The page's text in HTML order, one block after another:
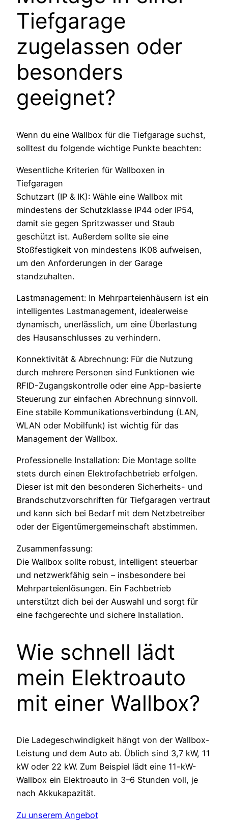
Tiefgarage
zugelassen oder
besonders
geeignet?
Wenn du eine Wallbox für die Tiefgarage suchst,
solltest du folgende wichtige Punkte beachten:
Wesentliche Kriterien für Wallboxen in
Tiefgaragen
Schutzart (IP & IK): Wähle eine Wallbox mit
mindestens der Schutzklasse IP44 oder IP54,
damit sie gegen Spritzwasser und Staub
geschützt ist. Außerdem sollte sie eine
Stoßfestigkeit von mindestens IK08 aufweisen,
um den Anforderungen in der Garage
standzuhalten.
Lastmanagement: In Mehrparteienhäusern ist ein
intelligentes Lastmanagement, idealerweise
dynamisch, unerlässlich, um eine Überlastung
des Hausanschlusses zu verhindern.
Konnektivität & Abrechnung: Für die Nutzung
durch mehrere Personen sind Funktionen wie
RFID-Zugangskontrolle oder eine App-basierte
Steuerung zur einfachen Abrechnung sinnvoll.
Eine stabile Kommunikationsverbindung (LAN,
WLAN oder Mobilfunk) ist wichtig für das
Management der Wallbox.
Professionelle Installation: Die Montage sollte
stets durch einen Elektrofachbetrieb erfolgen.
Dieser ist mit den besonderen Sicherheits- und
Brandschutzvorschriften für Tiefgaragen vertraut
und kann sich bei Bedarf mit dem Netzbetreiber
oder der Eigentümergemeinschaft abstimmen.
Zusammenfassung:
Die Wallbox sollte robust, intelligent steuerbar
und netzwerkfähig sein – insbesondere bei
Mehrparteienlösungen. Ein Fachbetrieb
unterstützt dich bei der Auswahl und sorgt für
eine fachgerechte und sichere Installation.
Wie schnell lädt
mein Elektroauto
mit einer Wallbox?
Die Ladegeschwindigkeit hängt von der Wallbox-
Leistung und dem Auto ab. Üblich sind 3,7 kW, 11
kW oder 22 kW. Zum Beispiel lädt eine 11-kW-
Wallbox ein Elektroauto in 3–6 Stunden voll, je
nach Akkukapazität.
Zu unserem Angebot